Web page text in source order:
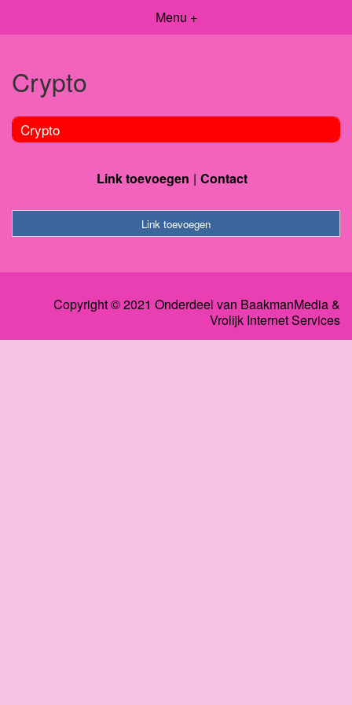
Menu +
Crypto
Crypto
Link toevoegen Contact
Link toevoegen
Copyright © 2021 Onderdeel van BaakmanMedia&
Vrolijk Internet Services